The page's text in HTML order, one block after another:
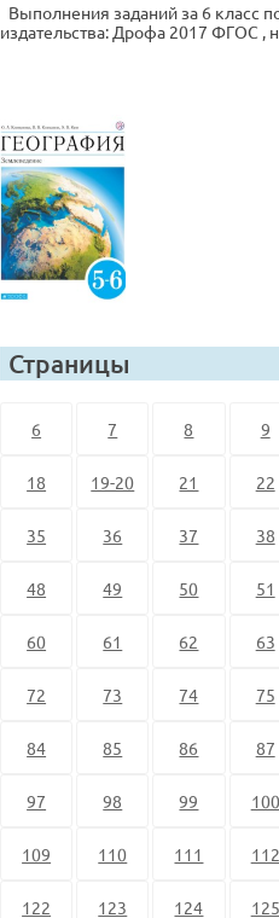
Выполнения заданий за 6 класс
издательства: Дрофа 2017 ФГОС ,
Страницы
6 7 8 9
18 19-20 21 22
35 36 37 38
48 49 50 51
60 61 62 63
72 73 74 75
84 85 86 87
97 98 99 100
109 110 111 112
122 123 124 125